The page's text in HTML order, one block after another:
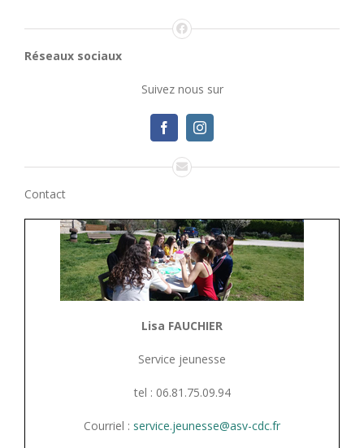
Réseaux sociaux
Suivez nous sur
Contact
Lisa FAUCHIER
Service jeunesse
tel : 06.81.75.09.94
Courriel : service.jeunesse@asv-cdc.fr